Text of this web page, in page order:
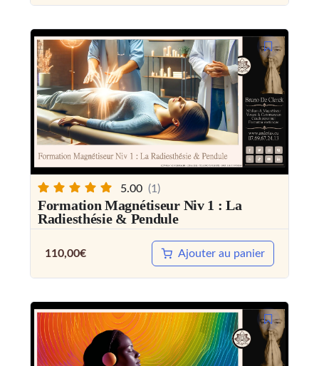
5.00 (1)
Formation Magnétiseur Niv 1 : La
Radiesthésie & Pendule
110,00€ Ajouter au panier